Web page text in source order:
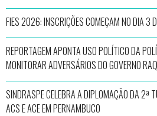
FIES 2026: INSCRIÇÕES COMEÇAM NO DIA 3
REPORTAGEM APONTA USO POLÍTICO DA
MONITORAR ADVERSÁRIOS DO GOVERNO
SINDRASPE CELEBRA A DIPLOMAÇÃO DA 2ª
ACS E ACE EM PERNAMBUCO